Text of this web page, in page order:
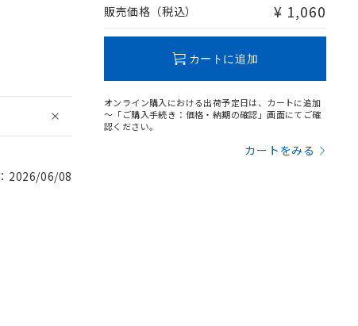
2026/06/08
販売価格（税込） ¥ 1,060
カートに追加
オンライン購入における出荷予定日は、カートに追加
～「ご購入手続き：価格・納期の確認」画面にてご確
認ください。
カートをみる